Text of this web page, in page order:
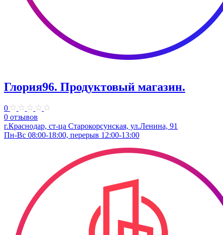
Глория96. Продуктовый магазин.
0
0 отзывов
г.Краснодар, ст-ца Старокорсунская, ул.Ленина, 91
Пн-Вс 08:00-18:00, перерыв 12:00-13:00